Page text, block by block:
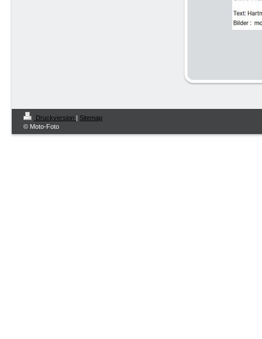
Druckversion | Sitemap
© Moto-Foto